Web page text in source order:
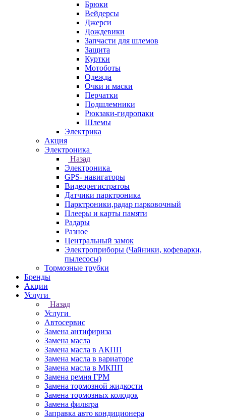
Брюки
Вейдерсы
Джерси
Дождевики
Запчасти для шлемов
Защита
Куртки
Мотоботы
Одежда
Очки и маски
Перчатки
Подшлемники
Рюкзаки-гидропаки
Шлемы
Электрика
Акция
Электроника
Назад
Электроника
GPS- навигаторы
Видеорегистратоы
Датчики парктроника
Парктроники,радар парковочный
Плееры и карты памяти
Радары
Разное
Центральный замок
Электроприборы (Чайники, кофеварки,
пылесосы)
Тормозные трубки
Бренды
Акции
Услуги
Назад
Услуги
Автосервис
Замена антифириза
Замена масла
Замена масла в АКПП
Замена масла в вариаторе
Замена масла в МКПП
Замена ремня ГРМ
Замена тормозной жидкости
Замена тормозных колодок
Замена фильтра
Заправка авто кондиционера